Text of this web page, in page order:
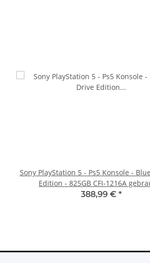
Sony PlayStation 5 - Ps5 Konsole -
Edition - 825GB CFI-1216A
388,99 € *